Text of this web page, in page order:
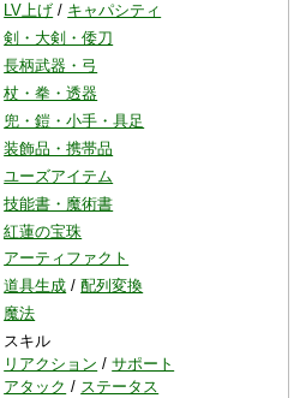
LV上げ / キャパシティ
剣・大剣・倭刀
長柄武器・弓
杖・拳・透器
兜・鎧・小手・具足
装飾品・携帯品
ユーズアイテム
技能書・魔術書
紅蓮の宝珠
アーティファクト
道具生成 /配列変換
魔法
スキル
リアクション /サポート
アタック / ステータス